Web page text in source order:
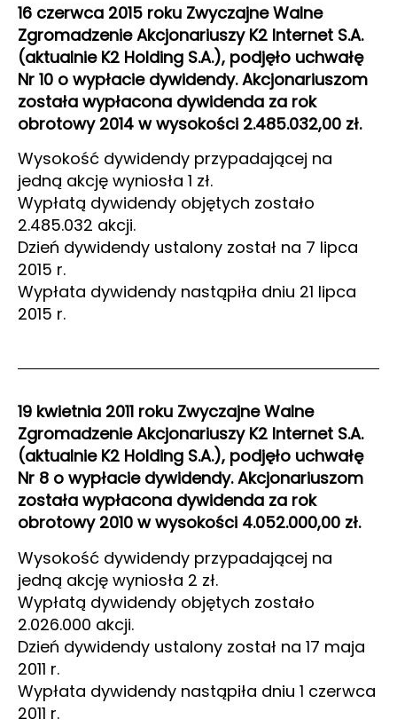
16 czerwca 2015 roku Zwyczajne Walne
Zgromadzenie Akcjonariuszy K2 Internet S.A.
(aktualnie K2 Holding S.A.), podjęło uchwałę
Nr 10 o wypłacie dywidendy. Akcjonariuszom
została wypłacona dywidenda za rok
obrotowy 2014 w wysokości 2.485.032,00 zł.
Wysokość dywidendy przypadającej na
jedną akcję wyniosła 1 zł.
Wypłatą dywidendy objętych zostało
2.485.032 akcji.
Dzień dywidendy ustalony został na 7 lipca
2015 r.
Wypłata dywidendy nastąpiła dniu 21 lipca
2015 r.
19 kwietnia 2011 roku Zwyczajne Walne
Zgromadzenie Akcjonariuszy K2 Internet S.A.
(aktualnie K2 Holding S.A.), podjęło uchwałę
Nr 8 o wypłacie dywidendy. Akcjonariuszom
została wypłacona dywidenda za rok
obrotowy 2010 w wysokości 4.052.000,00 zł.
Wysokość dywidendy przypadającej na
jedną akcję wyniosła 2 zł.
Wypłatą dywidendy objętych zostało
2.026.000 akcji.
Dzień dywidendy ustalony został na 17 maja
2011 r.
Wypłata dywidendy nastąpiła dniu 1 czerwca
2011 r.